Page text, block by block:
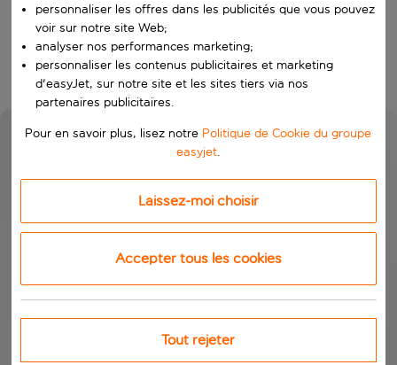
Rechercher
personnaliser les offres dans les publicités que vous pouvez
voir sur notre site Web;
analyser nos performances marketing;
personnaliser les contenus publicitaires et marketing
d'easyJet, sur notre site et les sites tiers via nos
partenaires publicitaires.
Pour en savoir plus, lisez notre Politique de Cookie du groupe
easyjet.
Laissez-moi choisir
Accepter tous les cookies
Tout rejeter